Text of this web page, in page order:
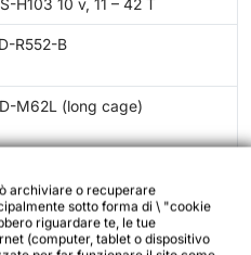
H103 10 v, 11 – 42 T
R552-B
M62L (long cage)
6-bolt disc
sigillato, 11 v, 6-bolt disc
archiviare o recuperare
sotto forma di \ "cookie
riguardare te, le tue
(computer, tablet o dispositivo